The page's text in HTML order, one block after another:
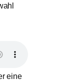
eine